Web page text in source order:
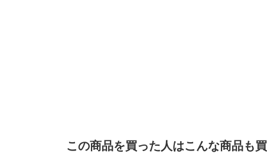
この商品を買った人はこんな商品も